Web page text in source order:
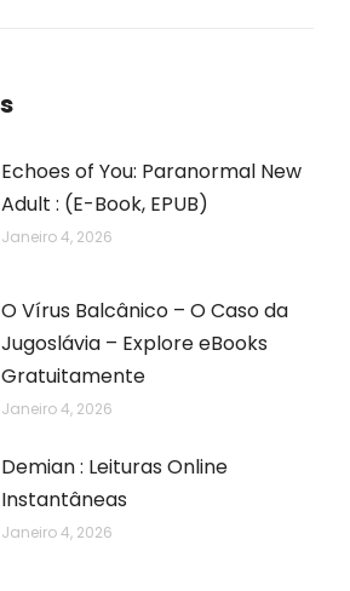
Echoes of You: Paranormal New
Adult : (E-Book, EPUB)
Janeiro 4, 2026
O Vírus Balcânico – O Caso da
Jugoslávia – Explore eBooks
Gratuitamente
Janeiro 4, 2026
Demian : Leituras Online
Instantâneas
Janeiro 4, 2026